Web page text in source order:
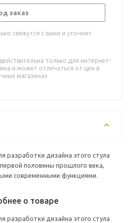
заказ
свяжутся с вами и уточнят
только для интернет-
и может отличаться от цен в
магазинах
разработки дизайна этого стула
половины прошлого века,
современными функциями.
о товаре
разработки дизайна этого стула